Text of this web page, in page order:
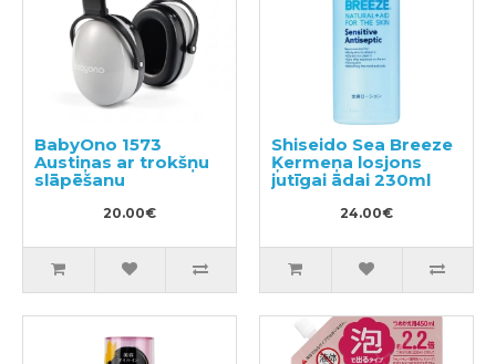
BabyOno 1573
Austiņas ar trokšņu
slāpēšanu
20.00€
Shiseido Sea Breeze
Ķermeņa losjons
jutīgai ādai 230ml
24.00€